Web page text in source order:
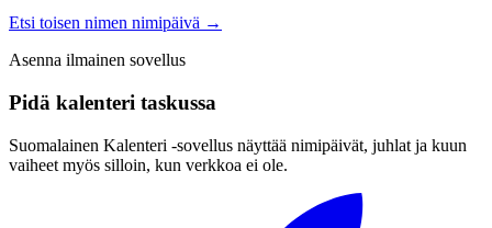
Etsi toisen nimen nimipäivä →
Asenna ilmainen sovellus
Pidä kalenteri taskussa
Suomalainen Kalenteri ‑sovellus näyttää nimipäivät, juhlat ja kuun
vaiheet myös silloin, kun verkkoa ei ole.